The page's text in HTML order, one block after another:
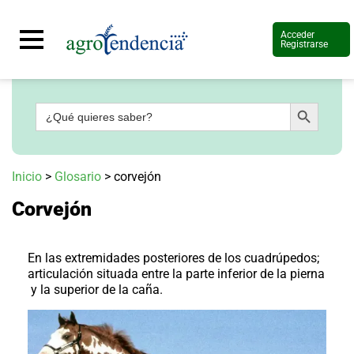
Acceder
Registrarse
Señal
en
más
Agrotendencia
Planes
Glosario
Agroshow
Regístrate
suscríbete
Contáctenos
Buscar: Botón de búsqueda
Inicio > Glosario > corvejón
Corvejón
En las extremidades posteriores de los cuadrúpedos;
articulación situada entre la parte inferior de la pierna
y la superior de la caña.